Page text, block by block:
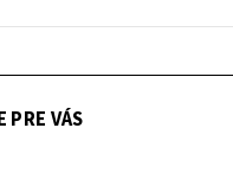
PRE VÁS